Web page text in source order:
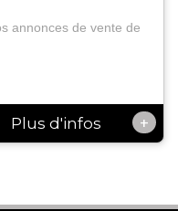
annonces de vente de
Plus d'infos +